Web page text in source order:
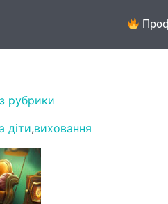
рубрики
діти,виховання